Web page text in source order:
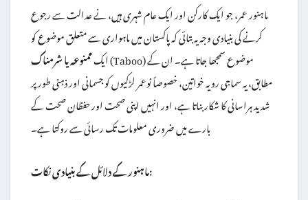
ماہنور عمر، جو ایک کارکن اور ایک عام شہری ہیں، نے عدالت سے رجوع
کرنے کی بنیادی وجہ یہ بتائی کہ پاکستان میں ماہواری سے متعلق موضوع کو
ایکممنوعہ یا شرمناک
(Taboo) موضوع سمجھا جاتا ہے۔ ان کے
مطابق، یہ سماجی رویہ خواتین، خصوصاً نوعمر لڑکیوں کو جسمانی اور ذہنی طور پر
شدید ہراسانی کا شکار بناتا ہے، اور انہیں اپنی صحت اور حفظان صحت کے
بارے میں ضروری معلومات تک رسائی سے روکتا ہے۔
ماہنور کے دلائل کے بنیادی نکات: